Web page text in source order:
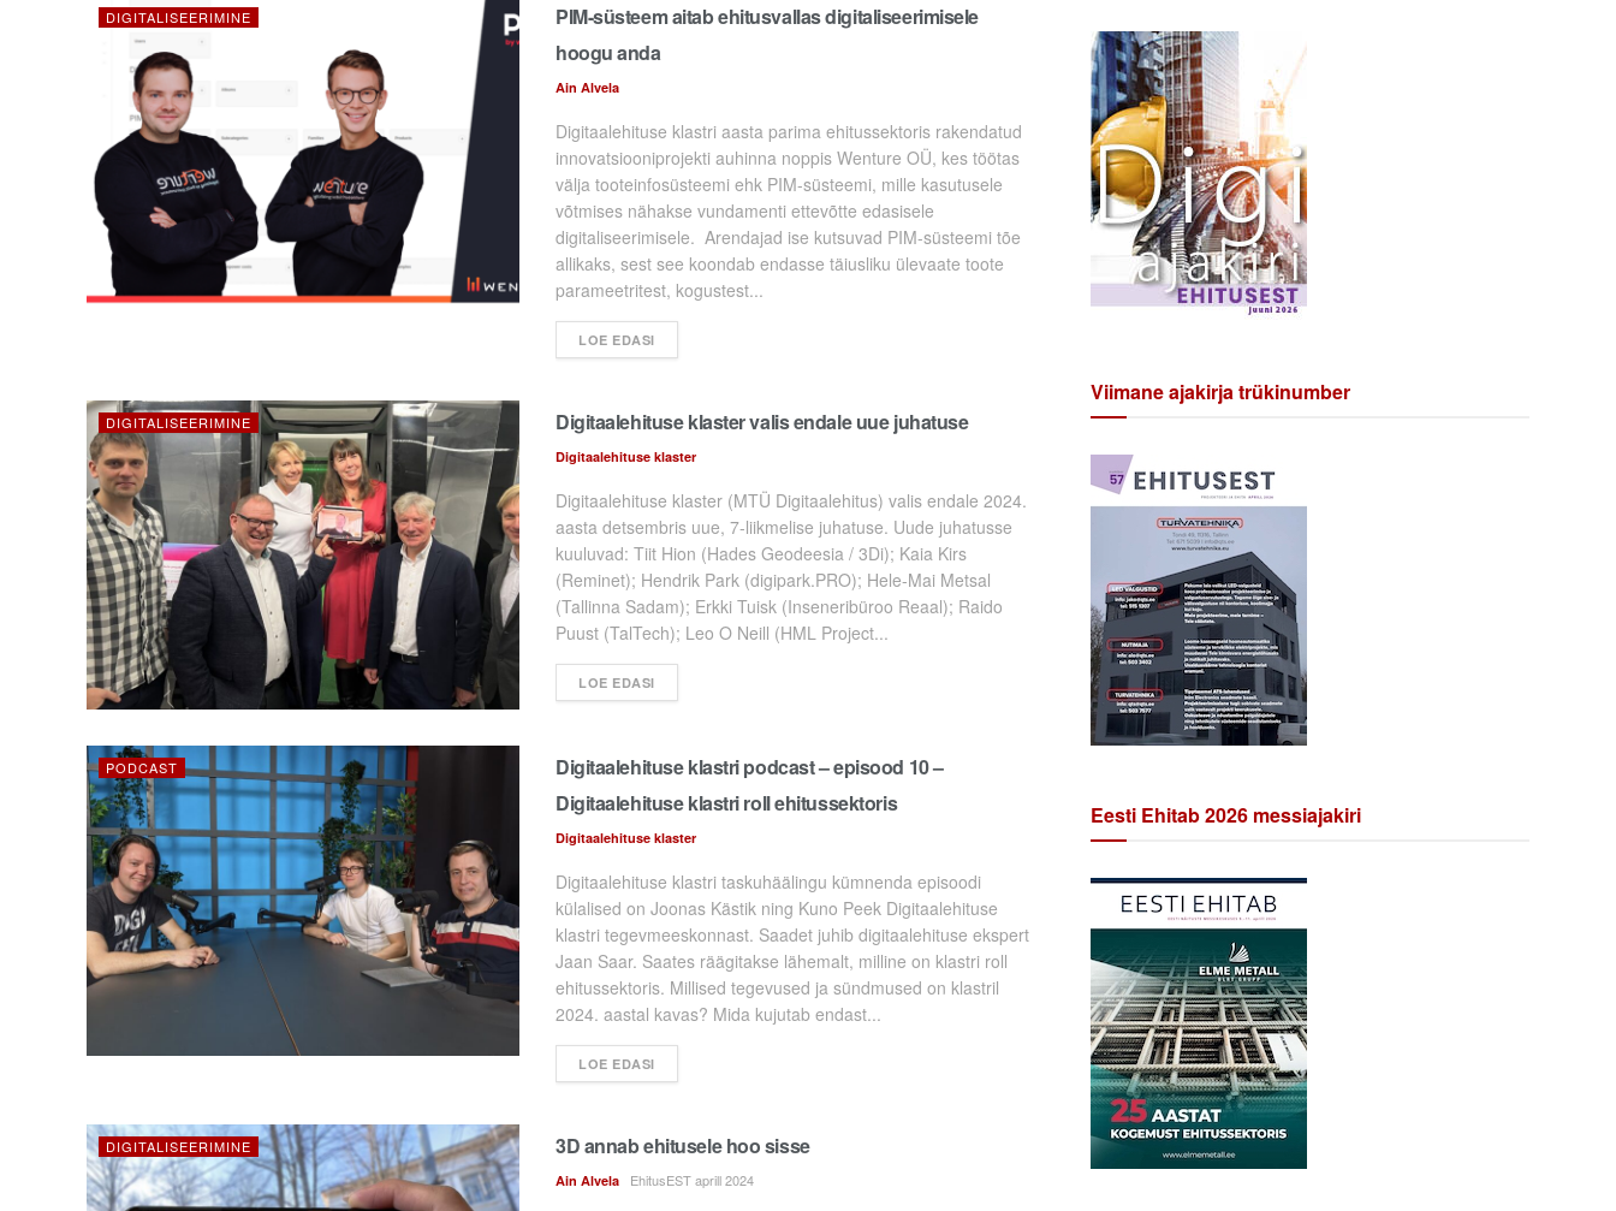
DIGITALISEERIMINE
PIM-süsteem aitab ehitusvallas digitaliseerimisele
hoogu anda
Ain Alvela
Digitaalehituse klastri aasta parima ehitussektoris rakendatud
innovatsiooniprojekti auhinna noppis Wenture OÜ, kes töötas
välja tooteinfosüsteemi ehk PIM-süsteemi, mille kasutusele
võtmises nähakse vundamenti ettevõtte edasisele
digitaliseerimisele. Arendajad ise kutsuvad PIM-süsteemi tõe
allikaks, sest see koondab endasse täiusliku ülevaate toote
parameetritest, kogustest...
LOE EDASI
DIGITALISEERIMINE Digitaalehituse klaster valis endale uue juhatuse
Digitaalehituse klaster
Digitaalehituse klaster (MTÜ Digitaalehitus) valis endale 2024.
aasta detsembris uue, 7-liikmelise juhatuse. Uude juhatusse
kuuluvad: Tiit Hion (Hades Geodeesia / 3Di); Kaia Kirs
(Reminet); Hendrik Park (digipark.PRO); Hele-Mai Metsal
(Tallinna Sadam); Erkki Tuisk (Inseneribüroo Reaal); Raido
Puust (TalTech); Leo O Neill (HML Project...
LOE EDASI
PODCAST
Digitaalehituse klastri podcast – episood 10 –
Digitaalehituse klastri roll ehitussektoris
Digitaalehituse klaster
Digitaalehituse klastri taskuhäälingu kümnenda episoodi
külalised on Joonas Kästik ning Kuno Peek Digitaalehituse
klastri tegevmeeskonnast. Saadet juhib digitaalehituse ekspert
Jaan Saar. Saates räägitakse lähemalt, milline on klastri roll
ehitussektoris. Millised tegevused ja sündmused on klastril
2024. aastal kavas? Mida kujutab endast...
LOE EDASI
DIGITALISEERIMINE 3D annab ehitusele hoo sisse
Ain Alvela EhitusEST aprill 2024
Viimane ajakirja trükinumber
Eesti Ehitab 2026 messiajakiri